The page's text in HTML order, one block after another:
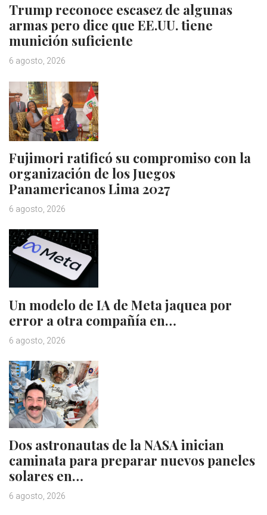
Trump reconoce escasez de algunas
armas pero dice que EE.UU. tiene
munición suficiente
6 agosto, 2026
Fujimori ratificó su compromiso con la
organización de los Juegos
Panamericanos Lima 2027
6 agosto, 2026
Un modelo de IA de Meta jaquea por
error a otra compañía en…
6 agosto, 2026
Dos astronautas de la NASA inician
caminata para preparar nuevos paneles
solares en…
6 agosto, 2026